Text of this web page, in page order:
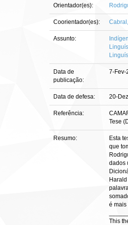
Orientador(es):
Coorientador(es):
Assunto:
Data de
publicação:
7-Fev-
Data de defesa: 20-
Referência:
Tese
Resumo:
Esta
que
dados
é mais
This